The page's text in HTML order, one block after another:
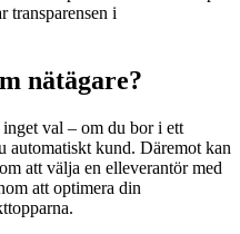
transparensen i
nätägare?
val – om du bor i ett
automatiskt kund. Däremot kan
att välja en elleverantör med
att optimera din